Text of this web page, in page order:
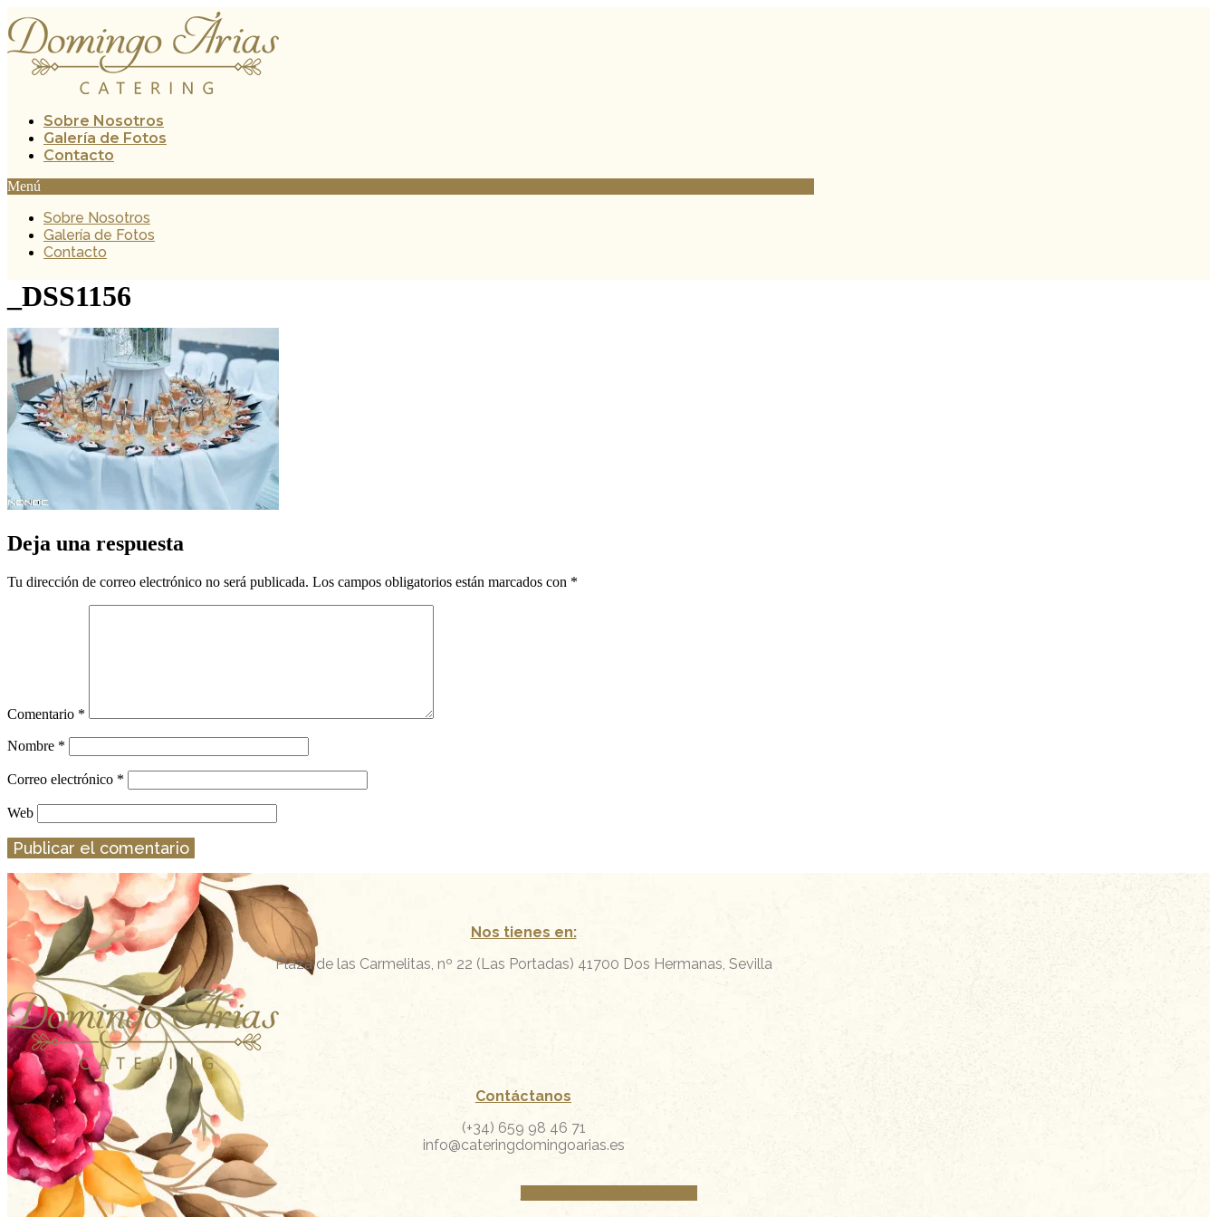
al
contenido
Sobre Nosotros
Galería de Fotos
Contacto
Menú
Sobre Nosotros
Galería de Fotos
Contacto
_DSS1156
Deja una respuesta
Tu dirección de correo electrónico no será publicada. Los campos obligatorios están marcados con *
Comentario *
Nombre *
Correo electrónico *
Web
Nos tienes en:
Plaza de las Carmelitas, nº 22 (Las Portadas) 41700 Dos Hermanas, Sevilla
Contáctanos
(+34) 659 98 46 71
info@cateringdomingoarias.es